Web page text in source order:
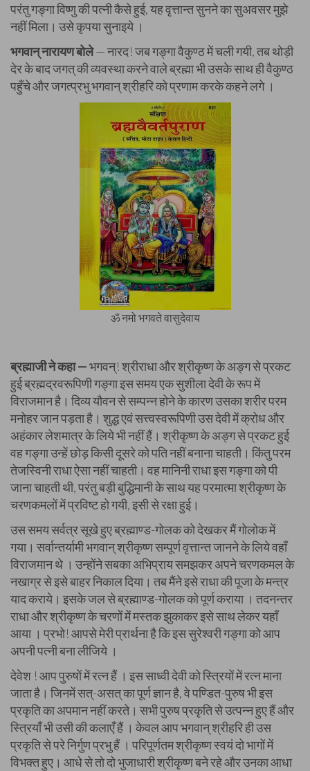
परंतु गङ्गा विष्णु की पत्नी कैसे हुई, यह वृत्तान्त सुनने का सुअवसर मुझे
नहीं मिला। उसे कृपया सुनाइये ।
भगवान् नारायण बोले— नारद! जब गङ्गा वैकुण्ठ में चली गयी, तब थोड़ी
देर के बाद जगत् की व्यवस्था करने वाले ब्रह्मा भी उसके साथ ही वैकुण्ठ
पहुँचे और जगत्प्रभु भगवान् श्रीहरि को प्रणाम करके कहने लगे ।
ॐ नमो भगवते वासुदेवाय
ब्रह्माजी ने कहा —भगवन्! श्रीराधा और श्रीकृष्ण के अङ्ग से प्रकट
हुई ब्रह्मद्रवरूपिणी गङ्गा इस समय एक सुशीला देवी के रूप में
विराजमान है। दिव्य यौवन से सम्पन्न होने के कारण उसका शरीर परम
मनोहर जान पड़ता है। शुद्ध एवं सत्त्वस्वरूपिणी उस देवी में क्रोध और
अहंकार लेशमात्र के लिये भी नहीं हैं। श्रीकृष्ण के अङ्ग से प्रकट हुई
वह गङ्गा उन्हें छोड़ किसी दूसरे को पति नहीं बनाना चाहती। किंतु परम
तेजस्विनी राधा ऐसा नहीं चाहती। वह मानिनी राधा इस गङ्गा को पी
जाना चाहती थी, परंतु बड़ी बुद्धिमानी के साथ यह परमात्मा श्रीकृष्ण के
चरणकमलों में प्रविष्ट हो गयी, इसी से रक्षा हुई।
उस समय सर्वत्र सूखे हुए ब्रह्माण्ड-गोलक को देखकर मैं गोलोक में
गया। सर्वान्तर्यामी भगवान् श्रीकृष्ण सम्पूर्ण वृत्तान्त जानने के लिये वहाँ
विराजमान थे । उन्होंने सबका अभिप्राय समझकर अपने चरणकमल के
नखाग्र से इसे बाहर निकाल दिया। तब मैंने इसे राधा की पूजा के मन्त्र
याद कराये। इसके जल से ब्रह्माण्ड-गोलक को पूर्ण कराया । तदनन्तर
राधा और श्रीकृष्ण के चरणों में मस्तक झुकाकर इसे साथ लेकर यहाँ
आया । प्रभो! आपसे मेरी प्रार्थना है कि इस सुरेश्वरी गङ्गा को आप
अपनी पत्नी बना लीजिये ।
देवेश ! आप पुरुषों में रत्न हैं । इस साध्वी देवी को स्त्रियों में रत्न माना
जाता है। जिनमें सत्-असत् का पूर्ण ज्ञान है, वे पण्डित-पुरुष भी इस
प्रकृति का अपमान नहीं करते। सभी पुरुष प्रकृति से उत्पन्न हुए हैं और
स्त्रियाँ भी उसी की कलाएँ हैं । केवल आप भगवान् श्रीहरि ही उस
प्रकृति से परे निर्गुण प्रभु हैं । परिपूर्णतम श्रीकृष्ण स्वयं दो भागों में
विभक्त हुए। आधे से तो दो भुजाधारी श्रीकृष्ण बने रहे और उनका आधा